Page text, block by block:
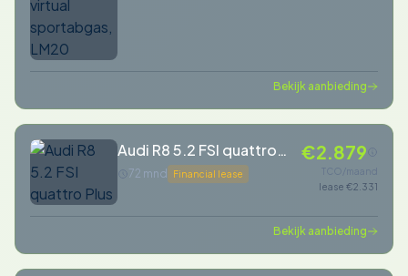
Bekijk aanbieding
Audi R8 5.2 FSI quattro
Plus
72 mnd Financial lease
€2.879
TCO/maand
lease €2.331
Bekijk aanbieding